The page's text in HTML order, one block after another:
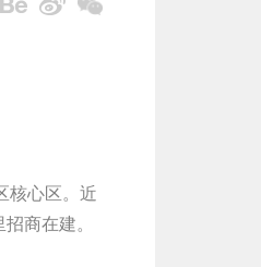
核心区。近
商在建。